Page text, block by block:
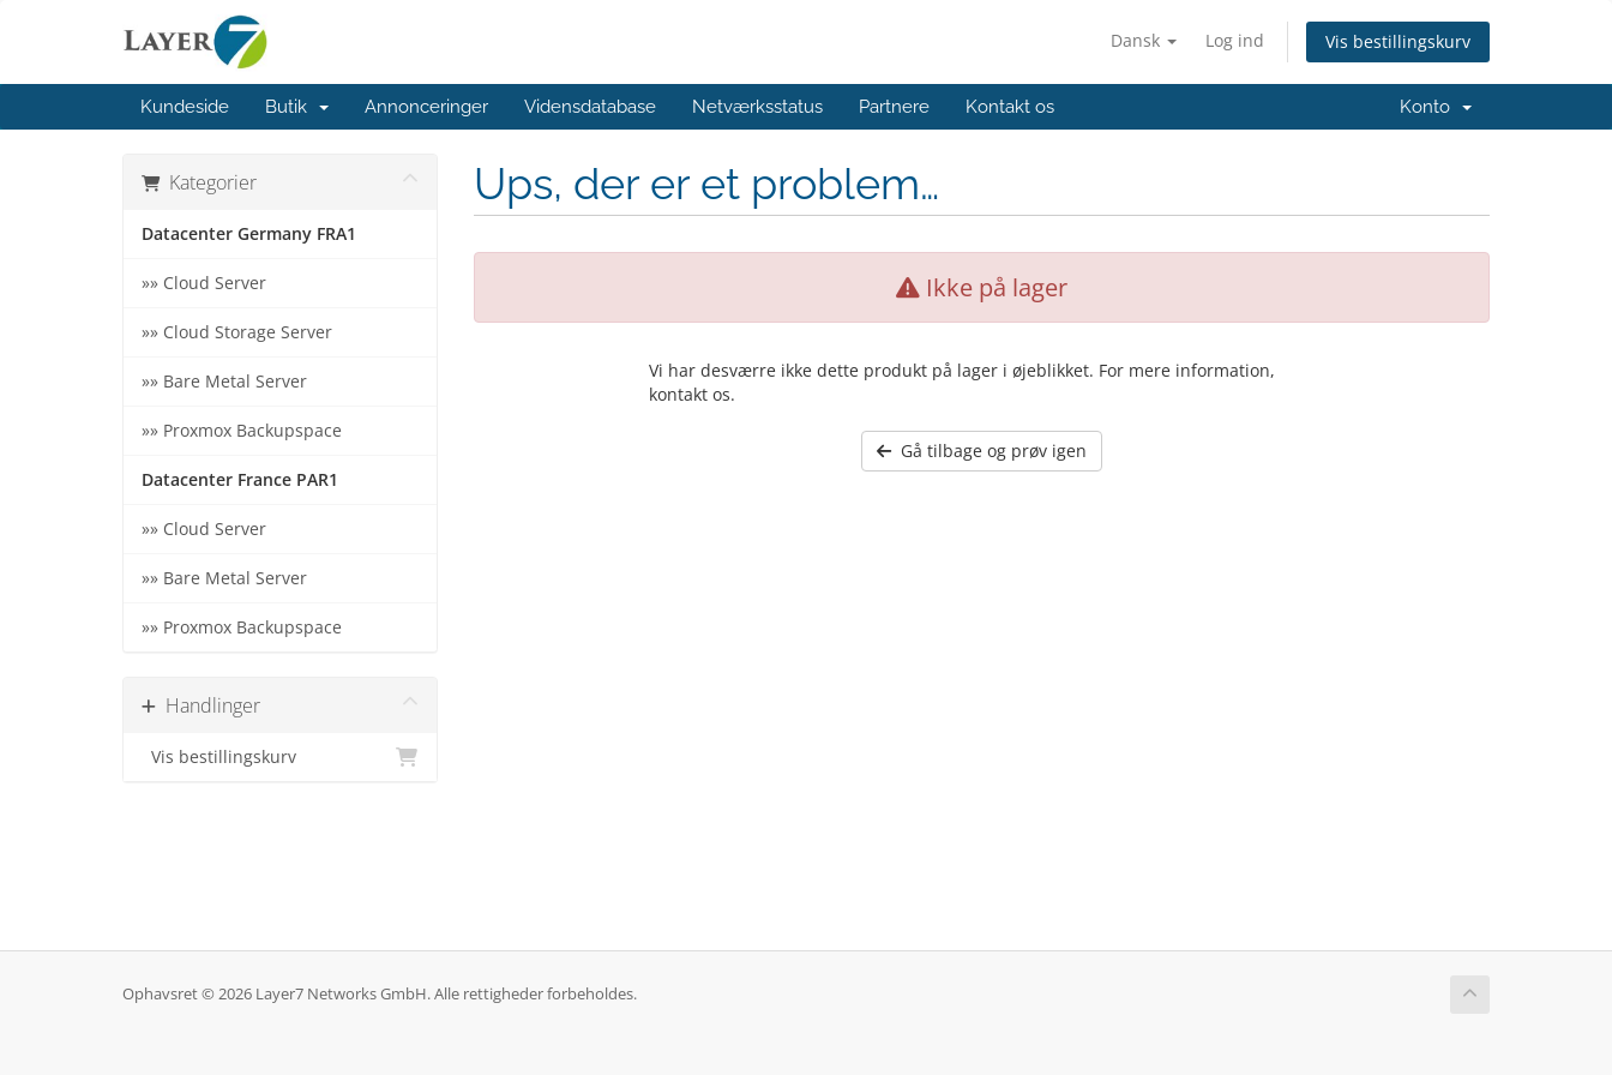
Dansk Log ind Vis bestillingskurv
Kundeside Butik Annonceringer Vidensdatabase Netværksstatus Partnere Kontakt os Konto
Kategorier
Datacenter Germany FRA1
»» Cloud Server
»» Cloud Storage Server
»» Bare Metal Server
»» Proxmox Backupspace
Datacenter France PAR1
»» Cloud Server
»» Bare Metal Server
»» Proxmox Backupspace
Handlinger
Vis bestillingskurv
Ups, der er et problem…
Ikke på lager
Vi har desværre ikke dette produkt på lager i øjeblikket. For mere information,
kontakt os.
Gå tilbage og prøv igen
Ophavsret © 2026 Layer7 Networks GmbH. Alle rettigheder forbeholdes.